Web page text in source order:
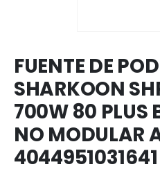
FUENTE DE
SHARKOON
700W 80 PLUS
NO MODULAR
4044951031641